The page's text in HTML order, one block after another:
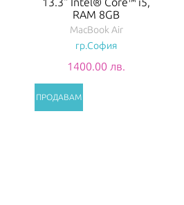
RAM 8GB
MacBook Air
гр.София
1400.00 лв.